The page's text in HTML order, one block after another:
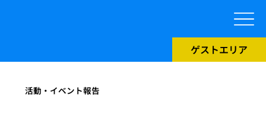
ゲストエリア
活動・イベント報告